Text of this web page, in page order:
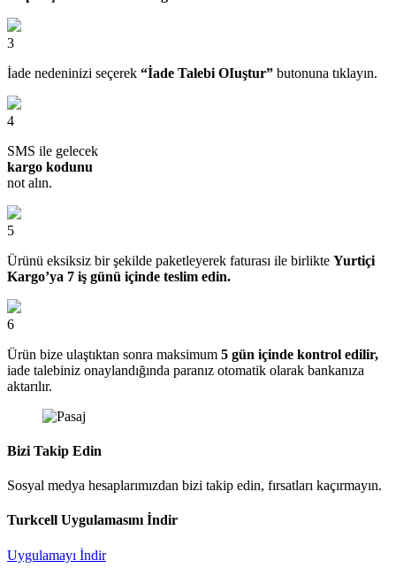
3
İade nedeninizi seçerek “İade Talebi OIuştur” butonuna tıklayın.
4
SMS ile gelecek
kargo kodunu
not alın.
5
Ürünü eksiksiz bir şekilde paketleyerek faturası ile birlikte Yurtiçi
Kargo’ya 7 iş günü içinde teslim edin.
6
Ürün bize ulaştıktan sonra maksimum 5 gün içinde kontrol edilir,
iade talebiniz onaylandığında paranız otomatik olarak bankanıza
aktarılır.
Bizi Takip Edin
Sosyal medya hesaplarımızdan bizi takip edin, fırsatları kaçırmayın.
Turkcell Uygulamasını İndir
Uygulamayı İndir